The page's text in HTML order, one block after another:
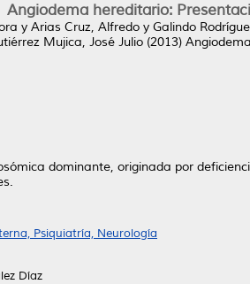
Angiodema hereditario:
y Arias Cruz, Alfredo y Galindo
Mujica, José Julio (2013)
dominante, originada por
Psiquiatría, Neurología
Díaz